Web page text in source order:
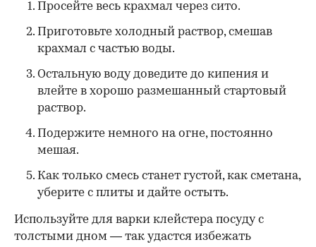
Просейте весь крахмал через сито.
Приготовьте холодный раствор, смешав
крахмал с частью воды.
Остальную воду доведите до кипения и
влейте в хорошо размешанный стартовый
раствор.
Подержите немного на огне, постоянно
мешая.
Как только смесь станет густой, как сметана,
уберите с плиты и дайте остыть.
Используйте для варки клейстера посуду с
толстыми дном — так удастся избежать